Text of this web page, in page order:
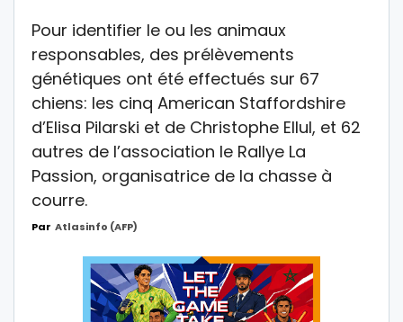
Pour identifier le ou les animaux
responsables, des prélèvements
génétiques ont été effectués sur 67
chiens: les cinq American Staffordshire
d’Elisa Pilarski et de Christophe Ellul, et 62
autres de l’association le Rallye La
Passion, organisatrice de la chasse à
courre.
Par Atlasinfo (AFP)